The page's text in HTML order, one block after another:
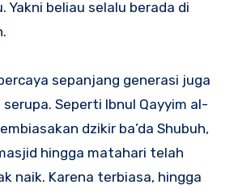
Yakni beliau selalu berada di
sepanjang generasi juga
Seperti Ibnul Qayyim al-
dzikir ba’da Shubuh,
hingga matahari telah
naik. Karena terbiasa, hingga